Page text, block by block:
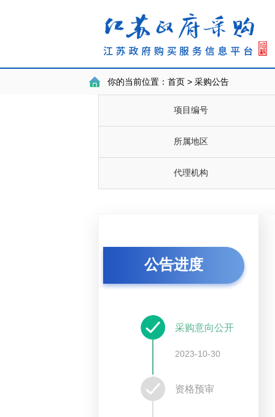
你的当前位置： 首页 > 采购公告
项目编号
所属地区
代理机构
公告进度
采购意向公开
2023-10-30
资格预审